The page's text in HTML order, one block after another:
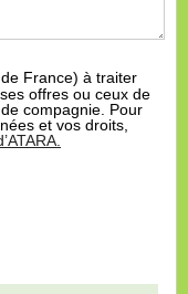
France) à traiter
offres ou ceux de
compagnie. Pour
et vos droits,